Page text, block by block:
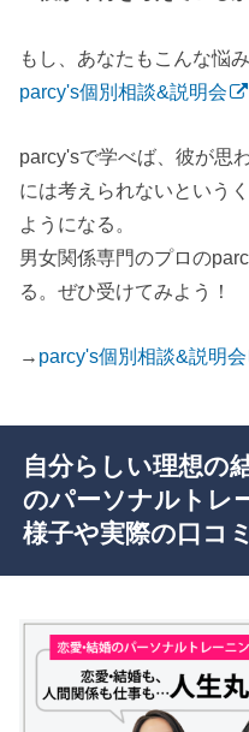
もし、あなたもこんな悩
parcy's個別相談&説明会
parcy'sで学べば、彼が思
には考えられないという
ようになる。
男女関係専門のプロの
る。ぜひ受けてみよう！
→ parcy's個別相談&説明会
自分らしい理想の
のパーソナルトレ
様子や実際の口コ